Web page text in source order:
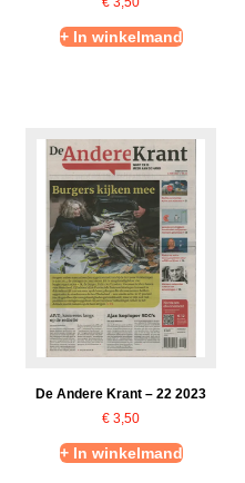
+ In winkelmand
De Andere Krant – 22 2023
€ 3,50
+ In winkelmand